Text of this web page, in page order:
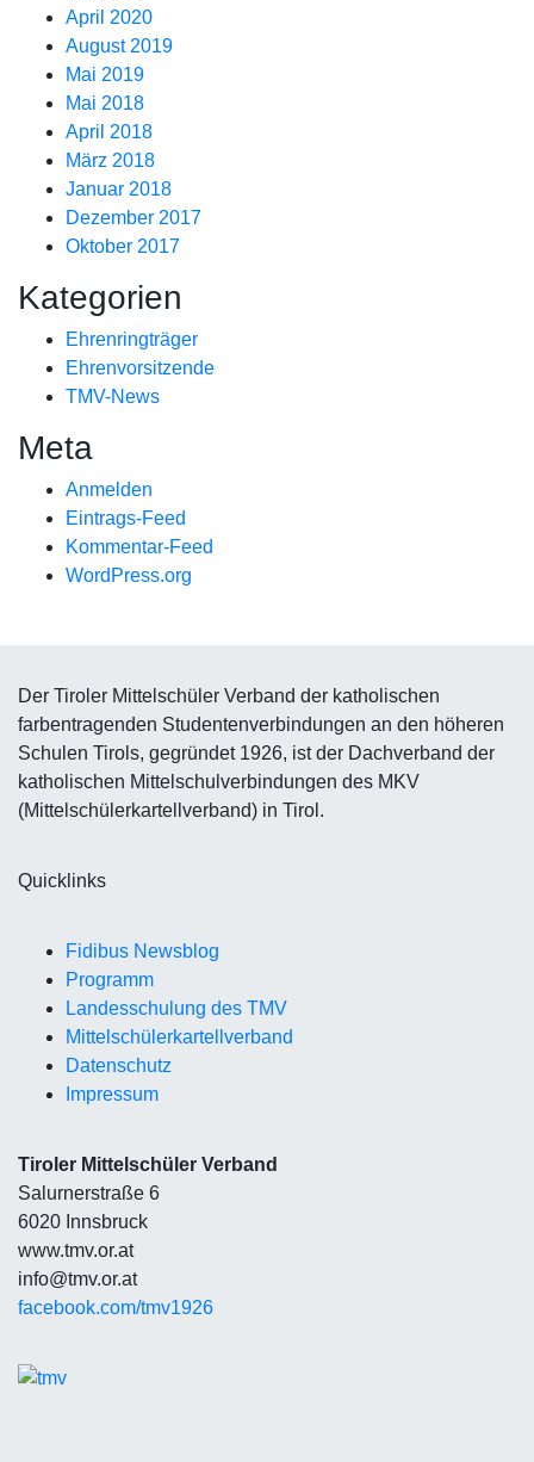
April 2020
August 2019
Mai 2019
Mai 2018
April 2018
März 2018
Januar 2018
Dezember 2017
Oktober 2017
Kategorien
Ehrenringträger
Ehrenvorsitzende
TMV-News
Meta
Anmelden
Eintrags-Feed
Kommentar-Feed
WordPress.org
Der Tiroler Mittelschüler Verband der katholischen
farbentragenden Studentenverbindungen an den höheren
Schulen Tirols, gegründet 1926, ist der Dachverband der
katholischen Mittelschulverbindungen des MKV
(Mittelschülerkartellverband) in Tirol.
Quicklinks
Fidibus Newsblog
Programm
Landesschulung des TMV
Mittelschülerkartellverband
Datenschutz
Impressum
Tiroler Mittelschüler Verband
Salurnerstraße 6
6020 Innsbruck
www.tmv.or.at
info@tmv.or.at
facebook.com/tmv1926